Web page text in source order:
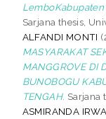
Sarjana thesis,
ALFANDI MONTI
MASYARAKAT
MANGGROVE DI
BUNOBOGU
TENGAH. Sarjana
ASMIRANDA